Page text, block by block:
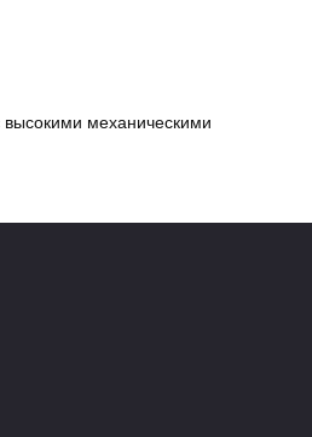
высокими механическими